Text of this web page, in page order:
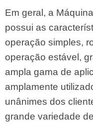
Em geral, a
possui as
operação simples,
operação estável,
ampla gama de
amplamente
unânimes dos
grande variedade